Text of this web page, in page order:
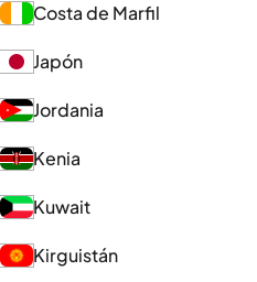
Costa de Marfil
Japón
Jordania
Kenia
Kuwait
Kirguistán